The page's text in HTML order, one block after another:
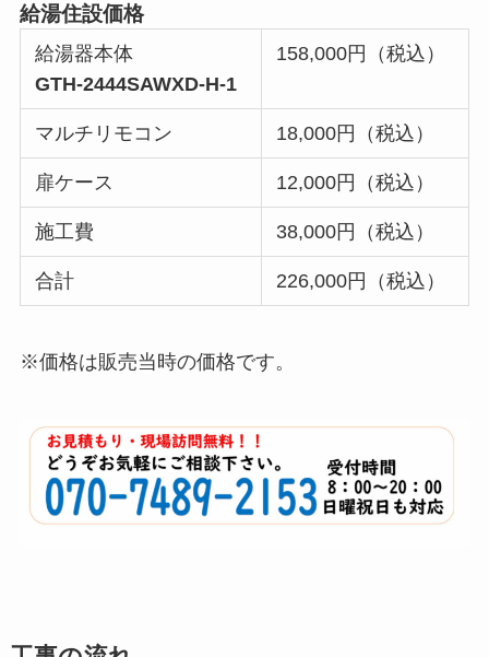
給湯住設価格
給湯器本体
GTH-2444SAWXD-H-1
158,000円（税込）
マルチリモコン 18,000円（税込）
扉ケース 12,000円（税込）
施工費 38,000円（税込）
合計 226,000円（税込）
※価格は販売当時の価格です。